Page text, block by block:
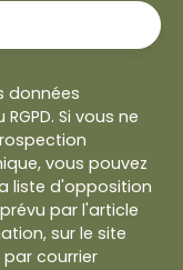
données
Si vous ne
vous pouvez
liste d'opposition
par l'article
sur le site
courrier